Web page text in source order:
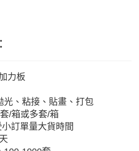
力板
光、粘接、貼畫、打包
/箱或多套/箱
訂單量大貨時間